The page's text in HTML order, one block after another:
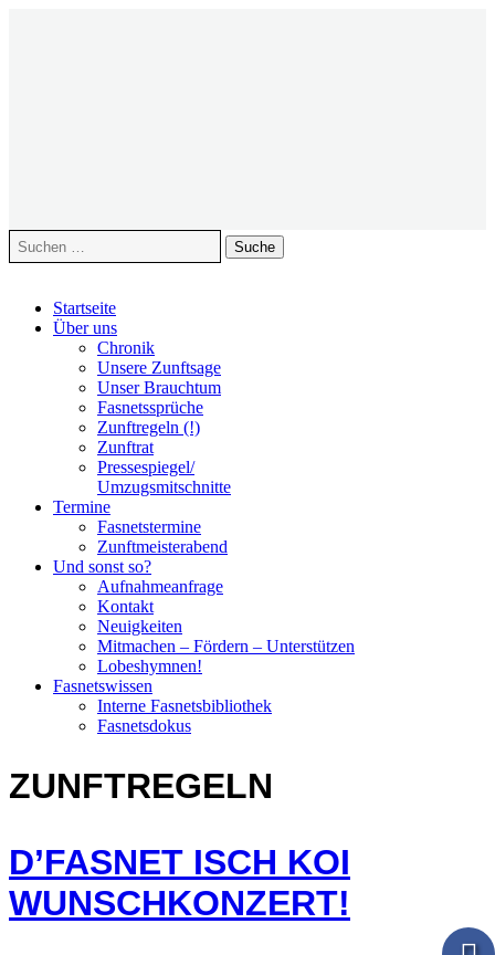
Suche
nach:
Zum
Inhalt
Startseite
Über uns
Chronik
Unsere Zunftsage
Unser Brauchtum
Fasnetssprüche
Zunftregeln (!)
Zunftrat
Pressespiegel/
Umzugsmitschnitte
Termine
Fasnetstermine
Zunftmeisterabend
Und sonst so?
Aufnahmeanfrage
Kontakt
Neuigkeiten
Mitmachen – Fördern – Unterstützen
Lobeshymnen!
Fasnetswissen
Interne Fasnetsbibliothek
Fasnetsdokus
ZUNFTREGELN
D’FASNET ISCH KOI
WUNSCHKONZERT!